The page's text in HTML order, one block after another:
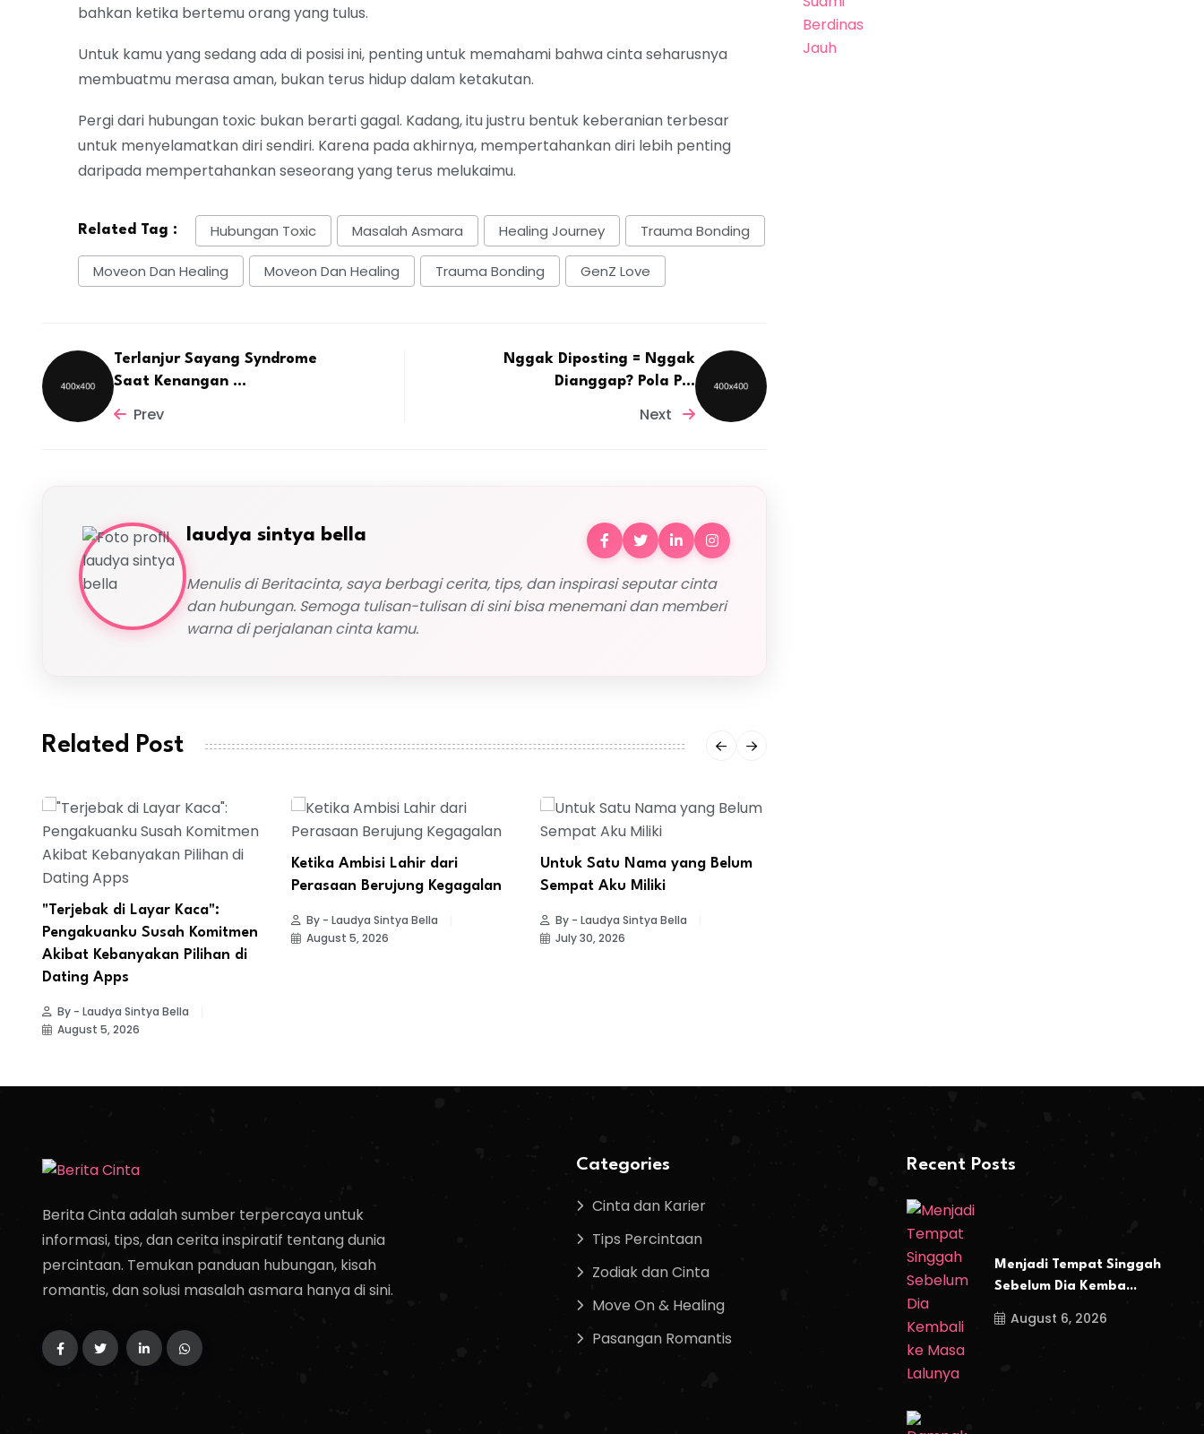
bahkan ketika bertemu orang yang tulus.
Untuk kamu yang sedang ada di posisi ini, penting untuk memahami bahwa cinta seharusnya
membuatmu merasa aman, bukan terus hidup dalam ketakutan.
Pergi dari hubungan toxic bukan berarti gagal. Kadang, itu justru bentuk keberanian terbesar
untuk menyelamatkan diri sendiri. Karena pada akhirnya, mempertahankan diri lebih penting
daripada mempertahankan seseorang yang terus melukaimu.
Related Tag : Hubungan Toxic Masalah Asmara Healing Journey Trauma Bonding
Moveon Dan Healing Moveon Dan Healing Trauma Bonding GenZ Love
Terlanjur Sayang Syndrome
Saat Kenangan ...
Prev
Nggak Diposting = Nggak
Dianggap? Pola P...
Next
laudya sintya bella
Menulis di Beritacinta, saya berbagi cerita, tips, dan inspirasi seputar cinta
dan hubungan. Semoga tulisan-tulisan di sini bisa menemani dan memberi
warna di perjalanan cinta kamu.
Related Post
"Terjebak di Layar Kaca":
Pengakuanku Susah Komitmen
Akibat Kebanyakan Pilihan di
Dating Apps
By - Laudya Sintya Bella
August 5, 2026
Ketika Ambisi Lahir dari
Perasaan Berujung Kegagalan
By - Laudya Sintya Bella
August 5, 2026
Untuk Satu Nama yang Belum
Sempat Aku Miliki
By - Laudya Sintya Bella
July 30, 2026
Berita Cinta adalah sumber terpercaya untuk
informasi, tips, dan cerita inspiratif tentang dunia
percintaan. Temukan panduan hubungan, kisah
romantis, dan solusi masalah asmara hanya di sini.
Categories
Cinta dan Karier
Tips Percintaan
Zodiak dan Cinta
Move On & Healing
Pasangan Romantis
Recent Posts
Menjadi Tempat Singgah
Sebelum Dia Kemba...
August 6, 2026